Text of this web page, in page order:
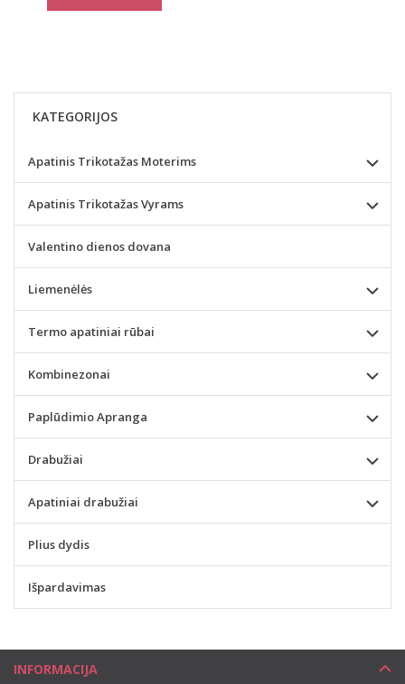
KATEGORIJOS
Apatinis Trikotažas Moterims
Apatinis Trikotažas Vyrams
Valentino dienos dovana
Liemenėlės
Termo apatiniai rūbai
Kombinezonai
Paplūdimio Apranga
Drabužiai
Apatiniai drabužiai
Plius dydis
Išpardavimas
INFORMACIJA